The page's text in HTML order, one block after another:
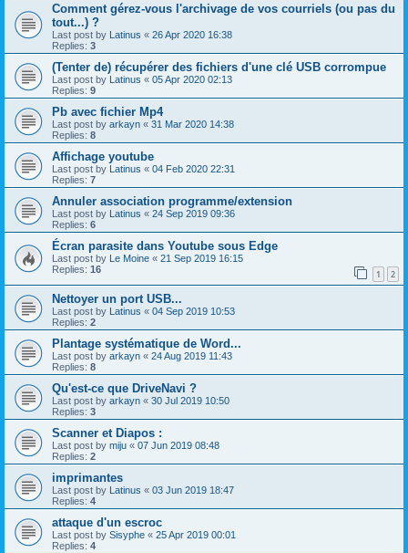
Comment gérez-vous l'archivage de vos courriels (ou pas du
tout...) ?
Last post by Latinus « 26 Apr 2020 16:38
Replies: 3
(Tenter de) récupérer des fichiers d'une clé USB corrompue
Last post by Latinus « 05 Apr 2020 02:13
Replies: 9
Pb avec fichier Mp4
Last post by arkayn « 31 Mar 2020 14:38
Replies: 8
Affichage youtube
Last post by Latinus « 04 Feb 2020 22:31
Replies: 7
Annuler association programme/extension
Last post by Latinus « 24 Sep 2019 09:36
Replies: 6
Écran parasite dans Youtube sous Edge
Last post by Le Moine « 21 Sep 2019 16:15
Replies: 16 1 2
Nettoyer un port USB...
Last post by Latinus « 04 Sep 2019 10:53
Replies: 2
Plantage systématique de Word...
Last post by arkayn « 24 Aug 2019 11:43
Replies: 8
Qu'est-ce que DriveNavi ?
Last post by arkayn « 30 Jul 2019 10:50
Replies: 3
Scanner et Diapos :
Last post by miju « 07 Jun 2019 08:48
Replies: 2
imprimantes
Last post by Latinus « 03 Jun 2019 18:47
Replies: 4
attaque d'un escroc
Last post by Sisyphe « 25 Apr 2019 00:01
Replies: 4